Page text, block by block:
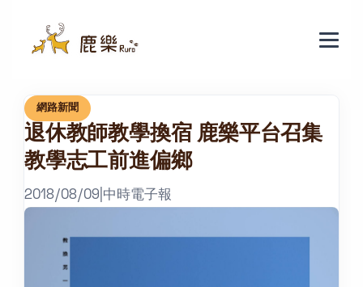
網路新聞
退休教師教學換宿 鹿樂平台召集
教學志工前進偏鄉
2018/08/09 中時電子報